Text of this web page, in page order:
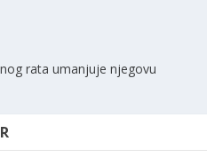
rata umanjuje njegovu